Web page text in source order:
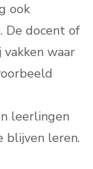
ook
De docent of
waar
leerlingen
blijven leren.